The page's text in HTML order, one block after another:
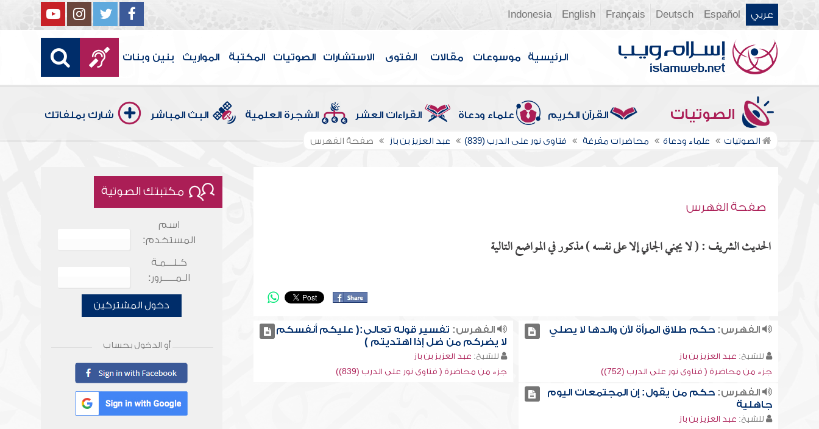
عربي Español
Deutsch
Français
English
Indonesia
الرئيسية موسوعات مقالات الفتوى الاستشارات الصوتيات المكتبة المواريث بنين وبنات
الصوتيات القرآن الكريم علماء ودعاة القراءات العشر الشجرة العلمية البث المباشر شارك بملفاتك
الصوتيات علماء ودعاة محاضرات مفرغة فتاوى نور على الدرب (839) عبد العزيز بن باز صفحة الفهرس
صفحة الفهرس
الحديث الشريف : ( لا يجني الجاني إلا على نفسه ) مذكور في المواضع التالية
الفهرس:حكم طلاق المرأة لأن والدها لا يصلي
للشيخ: عبد العزيز بن باز
جزء من محاضرة ( فتاوى نور على الدرب (752))
الفهرس: تفسير قوله تعالى:( عليكم أنفسكم
لا يضركم من ضل إذا اهتديتم )
للشيخ: عبد العزيز بن باز
جزء من محاضرة ( فتاوى نور على الدرب (839))
الفهرس:حكم من يقول: إن المجتمعات اليوم
جاهلية
للشيخ: عبد العزيز بن باز
مكتبتك الصوتية
اسم
المستخدم:
كـلـــمـة
الـمـــــرور:
دخول المشتركين
أو الدخول بحساب